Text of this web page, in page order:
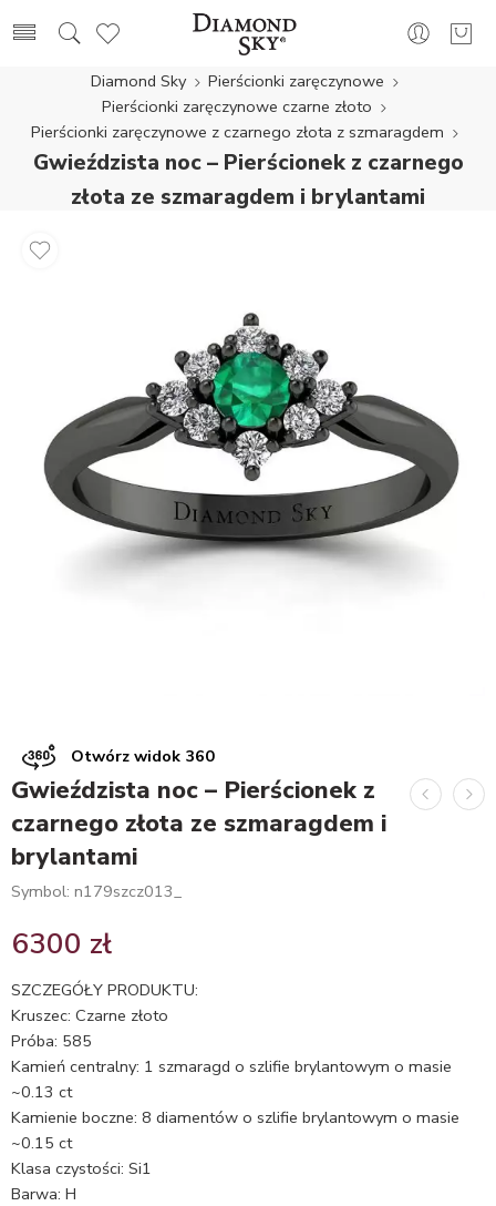
Diamond Sky
Pierścionki zaręczynowe
Pierścionki zaręczynowe czarne złoto
Pierścionki zaręczynowe z czarnego złota z szmaragdem
Gwieździsta noc – Pierścionek z czarnego
złota ze szmaragdem i brylantami
Otwórz widok 360
Gwieździsta noc – Pierścionek z
czarnego złota ze szmaragdem i
brylantami
Symbol: n179szcz013_
6300 zł
SZCZEGÓŁY PRODUKTU:
Kruszec: Czarne złoto
Próba: 585
Kamień centralny: 1 szmaragd o szlifie brylantowym o masie
~0.13 ct
Kamienie boczne: 8 diamentów o szlifie brylantowym o masie
~0.15 ct
Klasa czystości: Si1
Barwa: H